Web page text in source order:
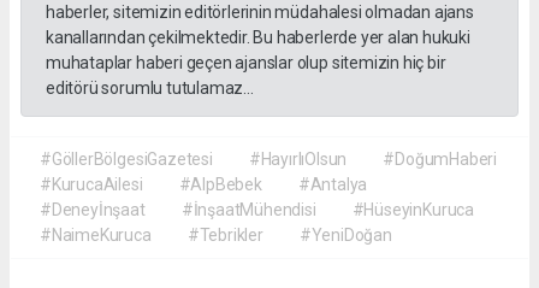
haberler, sitemizin editörlerinin müdahalesi olmadan ajans
kanallarından çekilmektedir. Bu haberlerde yer alan hukuki
muhataplar haberi geçen ajanslar olup sitemizin hiç bir
editörü sorumlu tutulamaz...
#GöllerBölgesiGazetesi #HayırlıOlsun
#DoğumHaberi
#KurucaAilesi
#AlpBebek
#Antalya
#Deneyİnşaat
#İnşaatMühendisi
#HüseyinKuruca
#NaimeKuruca
#Tebrikler #YeniDoğan